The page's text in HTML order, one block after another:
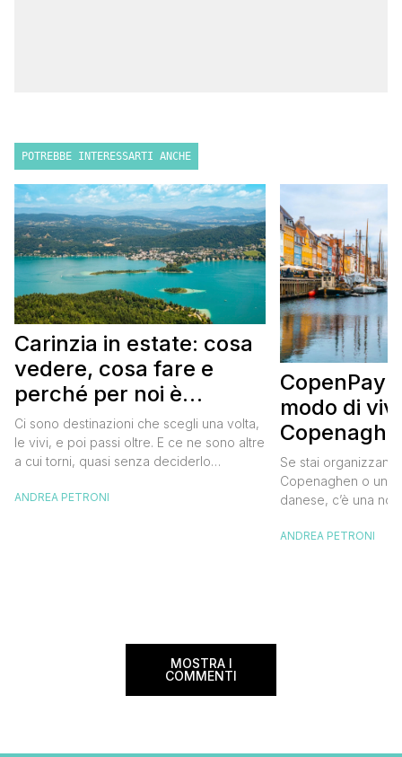
POTREBBE INTERESSARTI ANCHE
Carinzia in estate: cosa
vedere, cosa fare e
perché per noi è
diventata una
destinazione del cuore
Ci sono destinazioni che scegli una volta,
le vivi, e poi passi oltre. E ce ne sono altre
a cui torni, quasi senza deciderlo
richiamarti indietro più che il contrario. Per
ANDREA PETRONI
CopenPay:
modo di
meglio e
meno
Se stai
Copenaghen o un
danese, c’è una
CopenPay ed è
ANDREA PETRONI
MOSTRA I
COMMENTI